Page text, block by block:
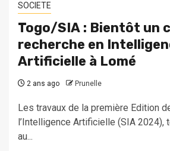
SOCIETE
Togo/SIA : Bientôt un
recherche en
Artificielle à Lomé
2 ans ago Prunelle
Les travaux de la première Edition
l’Intelligence Artificielle (SIA 2024),
au...